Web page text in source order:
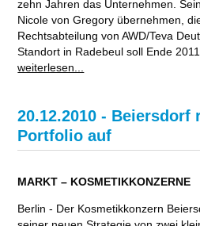
zehn Jahren das Unternehmen.
Nicole von Gregory übernehmen,
Rechtsabteilung von AWD/Teva
Standort in Radebeul soll Ende
weiterlesen...
20.12.2010 - Beiersdorf
Portfolio auf
MARKT – KOSMETIKKONZERNE
Berlin - Der Kosmetikkonzern